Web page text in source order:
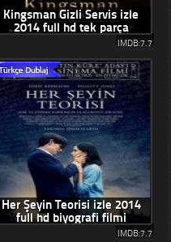
Kingsman Gizli Servis izle
2014 full hd tek parça
IMDB:7.7
Her Şeyin Teorisi izle 2014
full hd biyografi filmi
IMDB:7.7